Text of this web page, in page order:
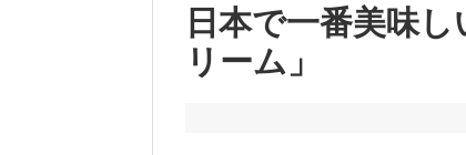
日本で一番美味
リーム」